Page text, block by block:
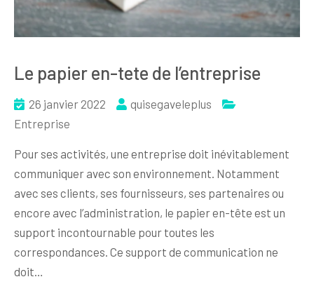
Le papier en-tete de l’entreprise
26 janvier 2022
quisegaveleplus
Entreprise
Pour ses activités, une entreprise doit inévitablement
communiquer avec son environnement. Notamment
avec ses clients, ses fournisseurs, ses partenaires ou
encore avec l’administration, le papier en-tête est un
support incontournable pour toutes les
correspondances. Ce support de communication ne
doit…